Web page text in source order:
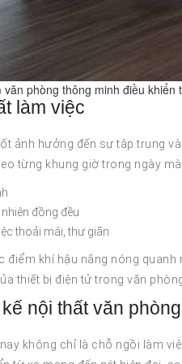
phòng thông minh điều khiển
làm việc
ảnh hưởng đến sự tập trung
từng khung giờ trong ngày
đồng đều
thoải mái, thư giãn
điểm khí hậu nắng nóng
thiết bị điện tử trong văn
nội thất văn phòng
không chỉ là chỗ ngồi làm